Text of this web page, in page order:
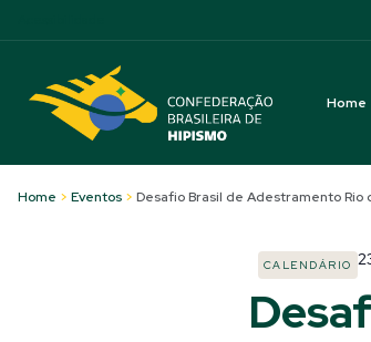
Home
Home > Eventos > Desafio Brasil de Adestramento Rio
CALENDÁRIO